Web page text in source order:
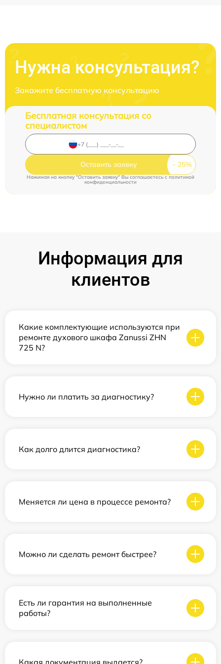
Нужна консультация?
Закажите бесплатную консультацию
Бесплатная консультация со
специалистом
Оставить заявку
Нажимая на кнопку "Оставить заявку" Вы соглашаетесь cполитикой
конфиденциальности
Информация для
клиентов
Какие комплектующие используются при
ремонте духового шкафа Zanussi ZHN
725 N?
Нужно ли платить за диагностику?
Как долго длится диагностика?
Меняется ли цена в процессе ремонта?
Можно ли сделать ремонт быстрее?
Есть ли гарантия на выполненные
работы?
Какая документация выдается?